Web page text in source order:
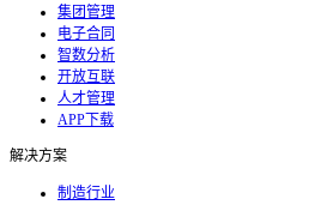
集团管理
电子合同
智数分析
开放互联
人才管理
APP下载
解决方案
制造行业